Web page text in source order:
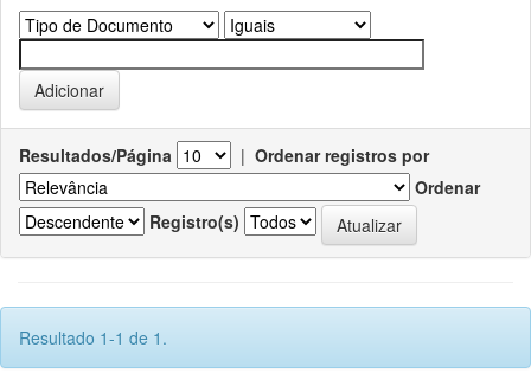
Resultados/Página | Ordenar registros por
Ordenar
Registro(s)
Resultado 1-1 de 1.